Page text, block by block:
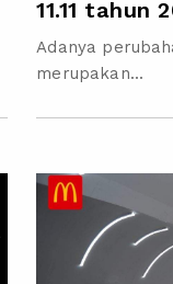
11.11 tahun
Adanya
merupakan...